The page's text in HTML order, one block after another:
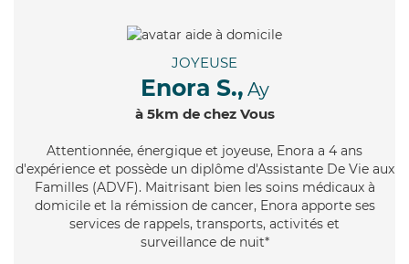
JOYEUSE
Enora S., Ay
à 5km de chez Vous
Attentionnée, énergique et joyeuse, Enora a 4 ans
d'expérience et possède un diplôme d'Assistante De Vie aux
Familles (ADVF). Maitrisant bien les soins médicaux à
domicile et la rémission de cancer, Enora apporte ses
services de rappels, transports, activités et
surveillance de nuit*